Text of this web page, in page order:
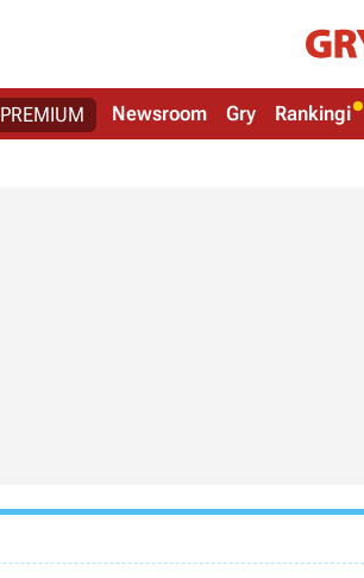
PREMIUM Newsroom Gry Rankingi